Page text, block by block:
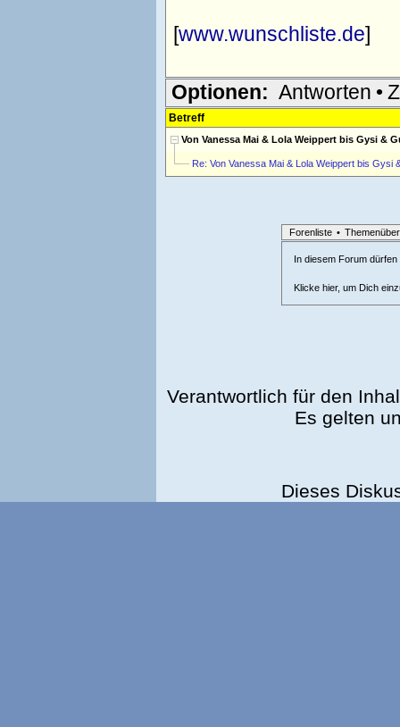
[www.wunschliste.de]
Optionen: Antworten •
Betreff
Von Vanessa Mai & Lola Weippert bis Gysi &
Re: Von Vanessa Mai & Lola Weippert bis
Forenliste •
In diesem Forum
Klicke hier, um Dich
Verantwortlich für den
Es gelten
Dieses